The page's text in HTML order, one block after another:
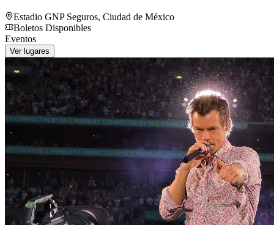
Estadio GNP Seguros, Ciudad de México
Boletos Disponibles
Eventos
Ver lugares